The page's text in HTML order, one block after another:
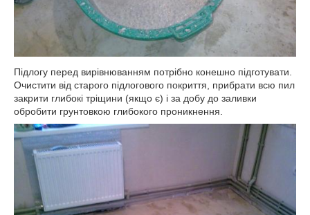
Підлогу перед вирівнюванням потрібно конешно підготувати.
Очистити від старого підлогового покриття, прибрати всю пил
закрити глибокі тріщини (якщо є) і за добу до заливки
обробити грунтовкою глибокого проникнення.